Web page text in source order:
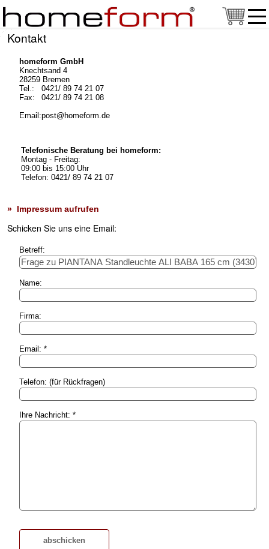
Kontakt
homeform GmbH
Knechtsand 4
28259 Bremen
Tel.:
0421/ 89 74 21 07
Fax:
0421/ 89 74 21 08
Email:post@homeform.de
Telefonische Beratung bei homeform:
Montag - Freitag:
09:00 bis 15:00 Uhr
Telefon: 0421/ 89 74 21 07
» Impressum aufrufen
Schicken Sie uns eine Email:
Betreff:
Name:
Firma:
Email: *
Telefon: (für Rückfragen)
Ihre Nachricht: *